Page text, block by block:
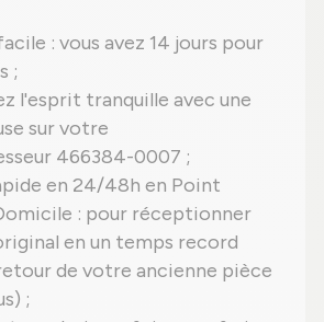
: vous avez 14 jours pour
;
l'esprit tranquille avec une
sur votre
466384-0007 ;
en 24/48h en Point
: pour réceptionner
en un temps record
de votre ancienne pièce
;